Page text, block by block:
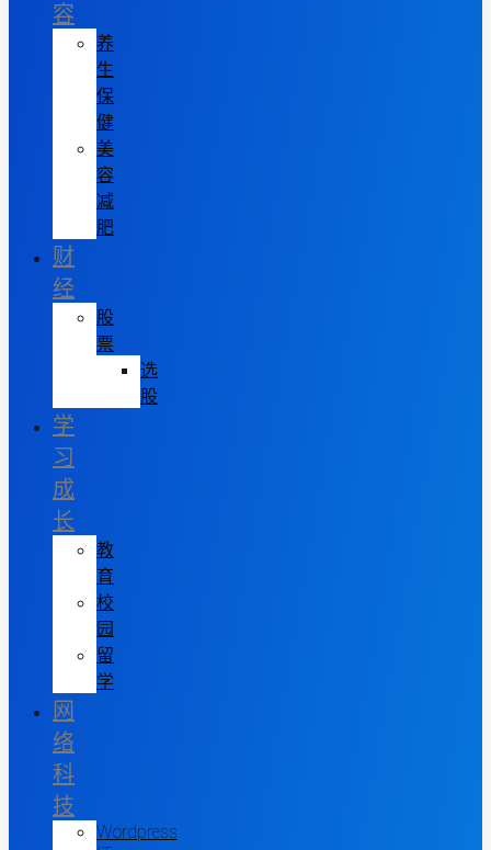
容
养
生
保
健
美
容
减
肥
财
经
股
票
选
股
学
习
成
长
教
育
校
园
留
学
网
络
科
技
Wordpress